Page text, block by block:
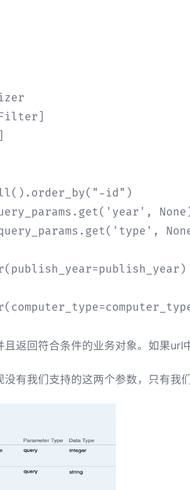
id")
返回符合条件的业务对象。如果url
有我们支持的这两个参数，只有我